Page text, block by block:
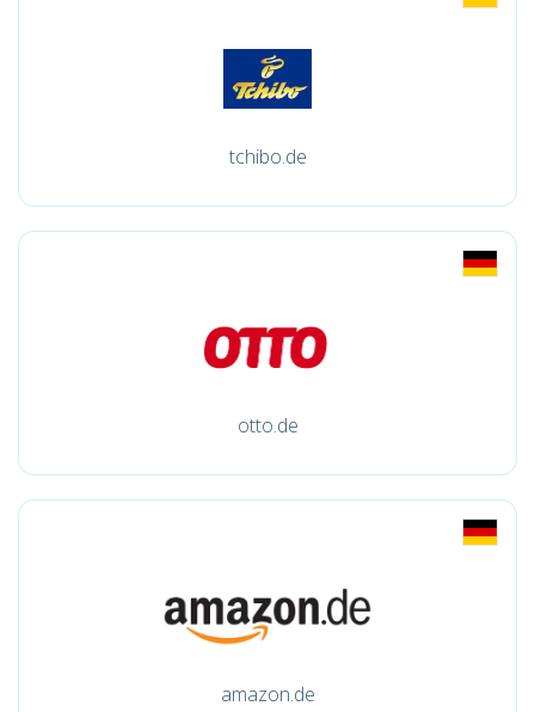
tchibo.de
otto.de
amazon.de